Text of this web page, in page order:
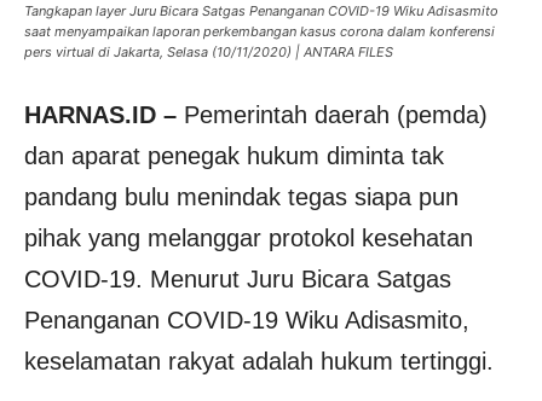
Tangkapan layer Juru Bicara Satgas Penanganan COVID-19 Wiku Adisasmito
saat menyampaikan laporan perkembangan kasus corona dalam konferensi
pers virtual di Jakarta, Selasa (10/11/2020) | ANTARA FILES
HARNAS.ID – Pemerintah daerah (pemda)
dan aparat penegak hukum diminta tak
pandang bulu menindak tegas siapa pun
pihak yang melanggar protokol kesehatan
COVID-19. Menurut Juru Bicara Satgas
Penanganan COVID-19 Wiku Adisasmito,
keselamatan rakyat adalah hukum tertinggi.